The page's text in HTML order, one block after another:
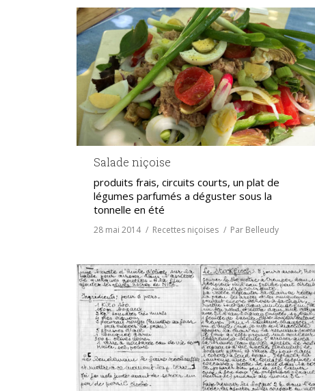
Salade niçoise
produits frais, circuits courts, un plat de
légumes parfumés a déguster sous la
tonnelle en été
28 mai 2014 Recettes niçoises Par Belleudy